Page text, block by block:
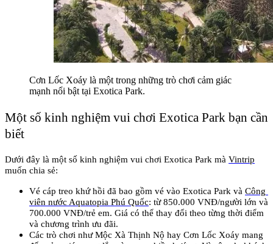
Cơn Lốc Xoáy là một trong những trò chơi cảm giác
mạnh nổi bật tại Exotica Park.
Một số kinh nghiệm vui chơi Exotica Park bạn cần
biết
Dưới đây là một số kinh nghiệm vui chơi Exotica Park mà Vintrip
muốn chia sẻ:
Vé cáp treo khứ hồi đã bao gồm vé vào Exotica Park và Công
viên nước Aquatopia Phú Quốc: từ 850.000 VNĐ/người lớn và
700.000 VNĐ/trẻ em. Giá có thể thay đổi theo từng thời điểm
và chương trình ưu đãi.
Các trò chơi như Mộc Xà Thịnh Nộ hay Cơn Lốc Xoáy mang